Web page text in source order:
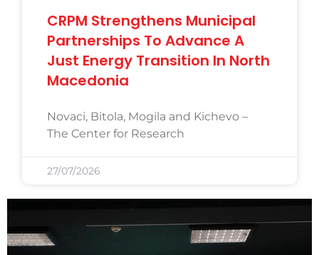
CRPM Strengthens Municipal
Partnerships To Advance A
Just Energy Transition In North
Macedonia
Novaci, Bitola, Mogila and Kichevo –
The Center for Research
27/07/2026